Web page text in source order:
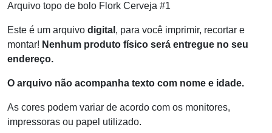
Arquivo topo de bolo Flork Cerveja #1
Este é um arquivo digital , para você imprimir, recortar e
montar! Nenhum produto físico será entregue no seu
endereço.
O arquivo não acompanha texto com nome e idade.
As cores podem variar de acordo com os monitores,
impressoras ou papel utilizado.